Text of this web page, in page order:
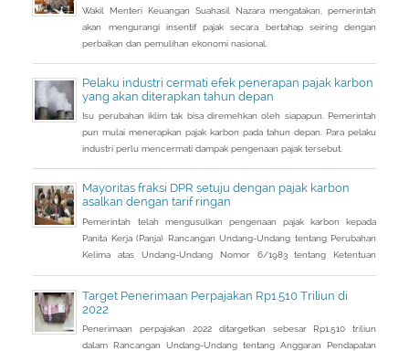
Wakil Menteri Keuangan Suahasil Nazara mengatakan, pemerintah
akan mengurangi insentif pajak secara bertahap seiring dengan
perbaikan dan pemulihan ekonomi nasional.
Pelaku industri cermati efek penerapan pajak karbon
yang akan diterapkan tahun depan
Isu perubahan iklim tak bisa diremehkan oleh siapapun. Pemerintah
pun mulai menerapkan pajak karbon pada tahun depan. Para pelaku
industri perlu mencermati dampak pengenaan pajak tersebut.
Mayoritas fraksi DPR setuju dengan pajak karbon
asalkan dengan tarif ringan
Pemerintah telah mengusulkan pengenaan pajak karbon kepada
Panita Kerja (Panja) Rancangan Undang-Undang tentang Perubahan
Kelima atas Undang-Undang Nomor 6/1983 tentang Ketentuan
Target Penerimaan Perpajakan Rp1.510 Triliun di
2022
Penerimaan perpajakan 2022 ditargetkan sebesar Rp1.510 triliun
dalam Rancangan Undang-Undang tentang Anggaran Pendapatan